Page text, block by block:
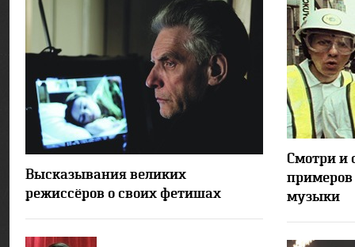
Высказывания великих
режиссёров о своих фетишах
Смотри и
примеров
музыки